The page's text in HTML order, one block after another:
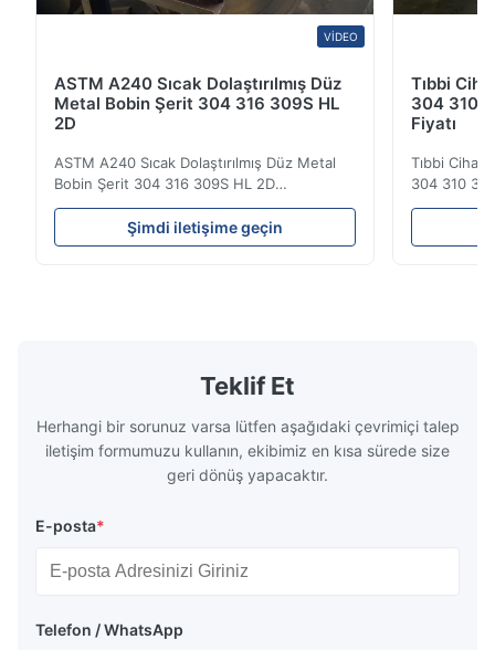
VIDEO
ASTM A240 Sıcak Dolaştırılmış Düz
Metal Bobin Şerit 304 316 309S HL
2D
ASTM A240 Sıcak Dolaştırılmış Düz Metal
Bobin Şerit 304 316 309S HL 2D
Sıcak/soğuk olarak yuvarlanmış paslanmaz
çelik bobin şeridi 304 316 309S 310 310S
316L 321 ASTM A240 Ürün Özellikleri Ürün
Şimdi iletişime geçin
Tıbbi
304 310
Fiyatı
Tıbbi
304 310
Görünümü
plaka 304
Teklif Et
Herhangi bir sorunuz varsa lütfen aşağıdaki çevrimiçi talep
iletişim formumuzu kullanın, ekibimiz en kısa sürede size
geri dönüş yapacaktır.
E-posta*
Telefon / WhatsApp